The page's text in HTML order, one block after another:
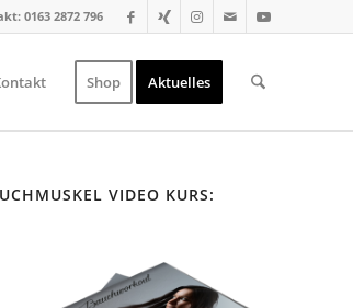
0163 2872 796
Shop Aktuelles
VIDEO KURS: